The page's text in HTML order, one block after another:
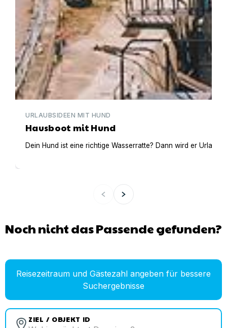
URLAUBSIDEEN MIT HUND
Hausboot mit Hund
Dein Hund ist eine richtige Wasserratte? Dann wird er
Noch nicht das Passende gefunden?
Reisezeitraum und Gästezahl angeben für bessere
Suchergebnisse
ZIEL / OBJEKT ID